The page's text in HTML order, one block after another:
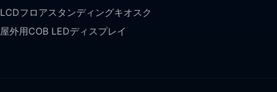
LCDフロアスタンディングキオスク
屋外用COB LEDディスプレイ